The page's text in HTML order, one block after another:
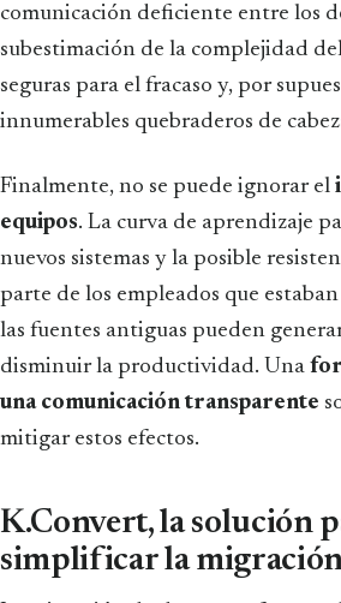
comunicación deficiente entre los
subestimación de la complejidad
seguras para el fracaso y, por
innumerables quebraderos de
Finalmente, no se puede ignorar el
equipos. La curva de aprendizaje
nuevos sistemas y la posible
parte de los empleados que
las fuentes antiguas pueden
disminuir la productividad. Una
una comunicación transparente
mitigar estos efectos.
K.Convert, la solución
simplificar la